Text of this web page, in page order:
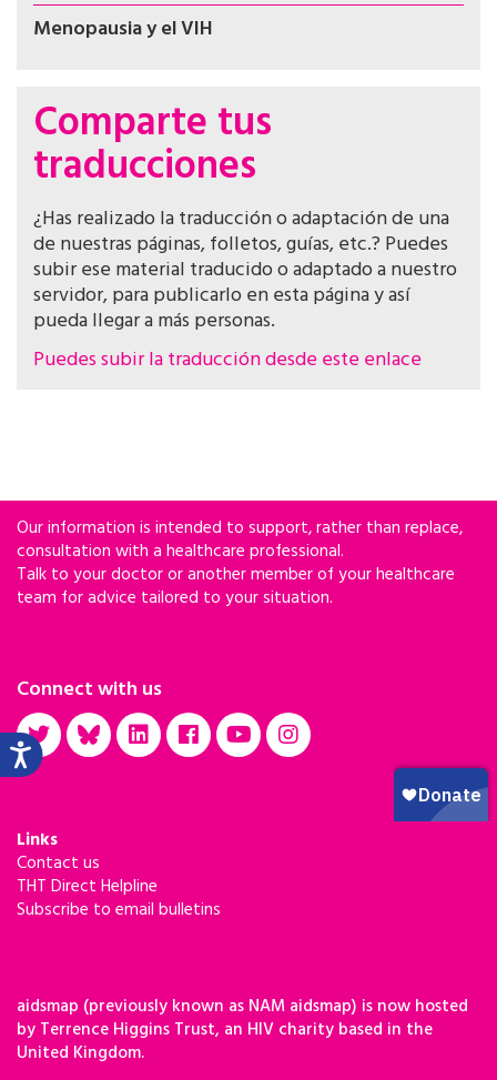
Menopausia y el VIH
Comparte tus
traducciones
¿Has realizado la traducción o adaptación de una
de nuestras páginas, folletos, guías, etc.? Puedes
subir ese material traducido o adaptado a nuestro
servidor, para publicarlo en esta página y así
pueda llegar a más personas.
Puedes subir la traducción desde este enlace
Our information is intended to support, rather than replace,
consultation with a healthcare professional.
Talk to your doctor or another member of your healthcare
team for advice tailored to your situation.
Connect with us
Links
Contact us
THT Direct Helpline
Subscribe to email bulletins
aidsmap (previously known as NAM aidsmap) is now hosted
by Terrence Higgins Trust, an HIV charity based in the
United Kingdom.